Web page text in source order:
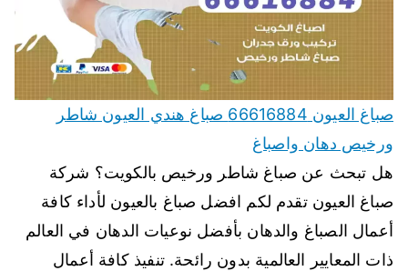
صباغ العيون 66616884 صباغ هندي العيون شاطر
ورخيص دهان واصباغ
هل تبحث عن صباغ شاطر ورخيص بالكويت؟ شركة
صباغ العيون تقدم لكم افضل صباغ بالعيون لأداء كافة
أعمال الصباغ والدهان بأفضل نوعيات الدهان في العالم
ذات المعايير العالمية بدون رائحة. تنفيذ كافة أعمال